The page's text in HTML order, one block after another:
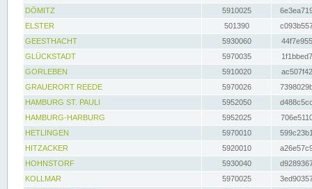
DÖMITZ
5910025
ELSTER
501390
GEESTHACHT
5930060
GLÜCKSTADT
5970035
GORLEBEN
5910020
GRAUERORT REEDE
5970026
HAMBURG ST. PAULI
5952050
HAMBURG-HARBURG
5952025
HETLINGEN
5970010
HITZACKER
5920010
HOHNSTORF
5930040
KOLLMAR
5970025